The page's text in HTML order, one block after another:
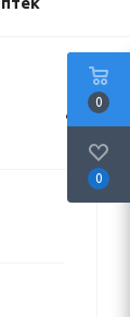
0
0